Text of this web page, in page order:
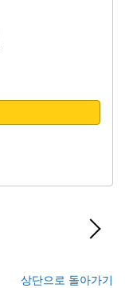
상단으로 돌아가기